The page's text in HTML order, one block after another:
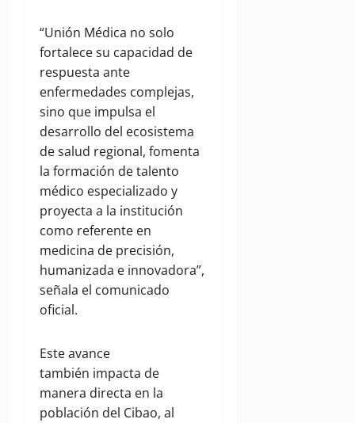
“Unión Médica no solo
fortalece su capacidad de
respuesta ante
enfermedades complejas,
sino que impulsa el
desarrollo del ecosistema
de salud regional, fomenta
la formación de talento
médico especializado y
proyecta a la institución
como referente en
medicina de precisión,
humanizada e innovadora”,
señala el comunicado
oficial.
Este avance
también impacta de
manera directa en la
población del Cibao, al